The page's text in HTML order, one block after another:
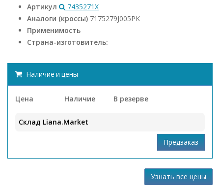
Артикул
7435271X
Аналоги (кроссы) 7175279J005PK
Применимость
Страна-изготовитель:
Наличие и цены
Цена Наличие В резерве
Склад Liana.Market
Узнать все цены